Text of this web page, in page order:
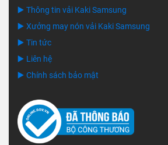
▶️ Thông tin vải Kaki Samsung
▶️ Xưởng may nón vải Kaki Samsung
▶️ Tin tức
▶️ Liên hệ
▶️ Chính sách bảo mật